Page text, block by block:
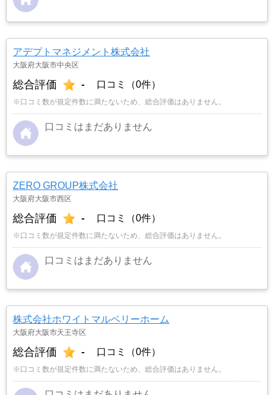
アデプトマネジメント株式会社
大阪府大阪市中央区
総合評価 - 口コミ（0件）
※口コミ数が規定件数に満たないため、総合評価はありません。
口コミはまだありません
ZERO GROUP株式会社
大阪府大阪市西区
総合評価 - 口コミ（0件）
※口コミ数が規定件数に満たないため、総合評価はありません。
口コミはまだありません
株式会社ホワイトマルベリーホーム
大阪府大阪市天王寺区
総合評価 - 口コミ（0件）
※口コミ数が規定件数に満たないため、総合評価はありません。